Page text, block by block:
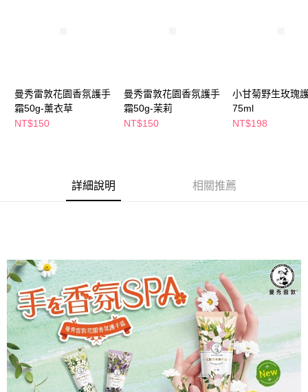
【注意事項】
１．透過由恩沛科技股份有限公司提供之「AFTEE先享後付」服務完成之交
易，需依本服務之必要範圍內提供個人資料，並將交易相關給付款項請求債
「AFTEE先享後付」，若未經同意申辦者引起之損失，本公司不負相關責
7-11取貨付款
每筆NT$65，滿NT$490(含以上)免運費
曼秀雷敦花園香氛護手
霜50g-薰衣草
NT$150
曼秀雷敦花園香氛護手
霜50g-茉莉
NT$150
小甘菊野生玫瑰
75ml
NT$198
詳細說明 相關推薦